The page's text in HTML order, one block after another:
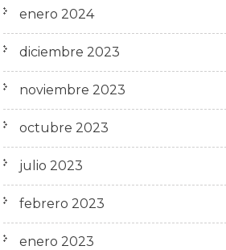
enero 2024
diciembre 2023
noviembre 2023
octubre 2023
julio 2023
febrero 2023
enero 2023